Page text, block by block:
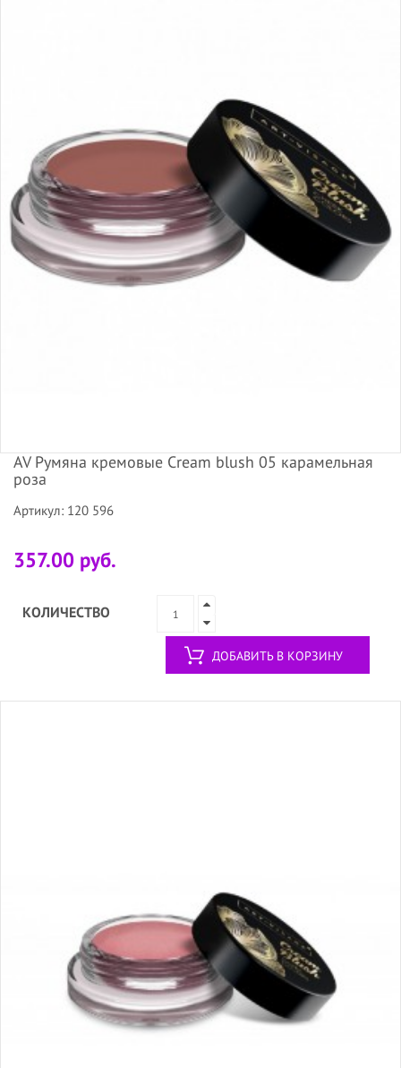
AV Румяна кремовые Cream blush 05 карамельная
роза
Артикул: 120 596
357.00 руб.
КОЛИЧЕСТВО
ДОБАВИТЬ В КОРЗИНУ